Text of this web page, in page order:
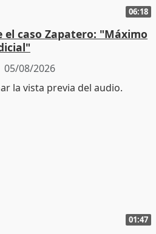
06:18
el caso Zapatero: "Máximo
05/08/2026
01:47